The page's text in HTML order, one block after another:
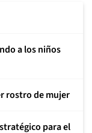
a los niños
rostro de mujer
para el